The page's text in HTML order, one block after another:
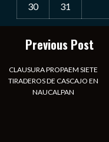
30 31
Notiexpress de
Las Noticias Diarias de
Somos un medio de
principal objetivo
general de los
Previous Post
CLAUSURA PROPAEM SIETE
TIRADEROS DE CASCAJO EN
NAUCALPAN